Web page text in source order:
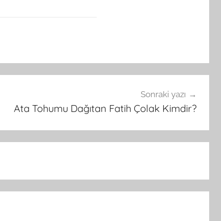
Sonraki yazı
Ata Tohumu Dağıtan Fatih Çolak Kimdir?